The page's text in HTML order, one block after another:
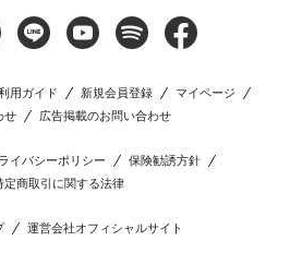
用ガイド 新規会員登録
マイページ
せ
広告掲載のお問い合わせ
イバシーポリシー
保険勧誘方針
定商取引に関する法律
運営会社オフィシャルサイト